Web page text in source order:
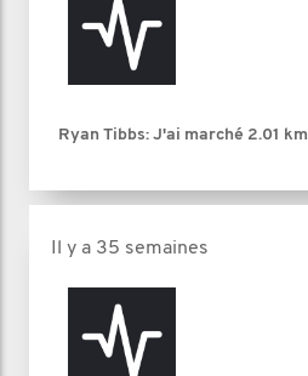
Ryan Tibbs: J'ai marché 2.01 km
Il y a 35 semaines